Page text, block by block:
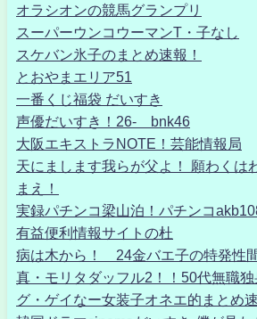
オラシオンの競馬グランプリ
スーパーウンコウーマンT・子なし
スケバン氷子のまとめ速報！
とおやまエリア51
一番くじ福袋 だいすき
声優だいすき！26- bnk46
大阪エキストラNOTE！芸能情報局
天にまします我らが父よ！ 願わくは
まえ！
実録パチンコ梁山泊！パチンコ
有益便利情報サイトの杜
病は木から！ 24金バエ子の特発性
真・モリタダッフル2！！50代無職
グ・ゲイなー女装子オネエ的まとめ